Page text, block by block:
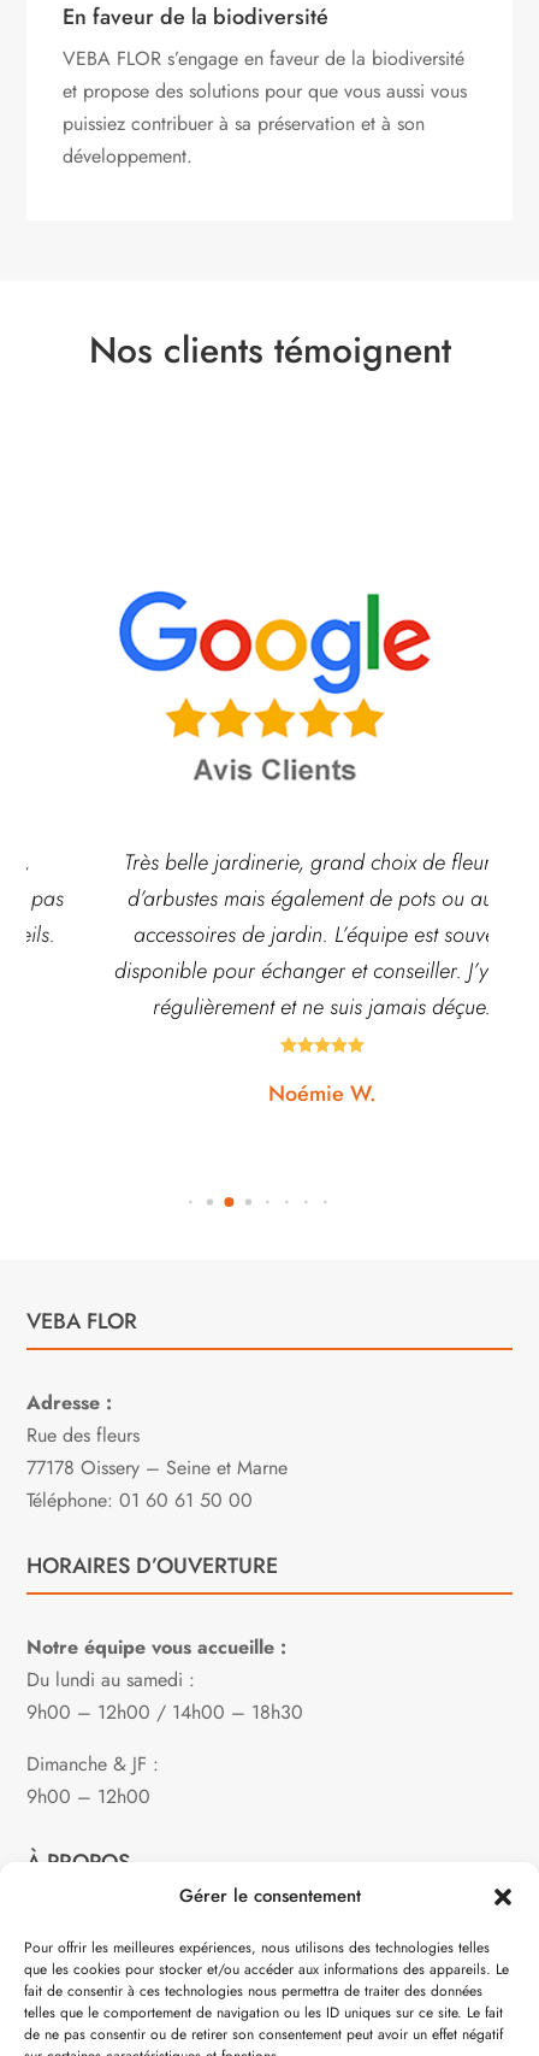
Gérer le consentement
Pour offrir les meilleures expériences, nous utilisons des technologies telles
que les cookies pour stocker et/ou accéder aux informations des appareils. Le
fait de consentir à ces technologies nous permettra de traiter des données
telles que le comportement de navigation ou les ID uniques sur ce site. Le fait
de ne pas consentir ou de retirer son consentement peut avoir un effet négatif
En faveur de la biodiversité
VEBA FLOR s’engageen faveur de la biodiversité
et propose des solutions pour que vous aussi vous
puissiez contribuer à sa préservation et à son
développement.
Nos clients témoignent
Très belle jardinerie, grand choix de fleurs et
d’arbustes mais également de pots ou autre
accessoires de jardin. L’équipe est souvent
disponible pour échanger et conseiller. J’y vais
régulièrement et ne suis jamais déçue.

Noémie W.
VEBA FLOR
Adresse :
Rue des fleurs
77178 Oissery – Seine et Marne
Téléphone: 01 60 61 50 00
HORAIRES D’OUVERTURE
Notre équipe vous accueille :
Du lundi au samedi :
9h00 – 12h00 / 14h00 – 18h30
Dimanche & JF :
9h00 – 12h00
À PROPOS
Notre philosophie
Contact
Partenaire de: